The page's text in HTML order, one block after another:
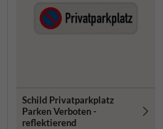
Schild Privatparkplatz
Parken Verboten -
reflektierend